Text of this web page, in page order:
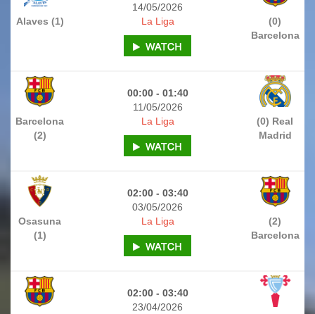
14/05/2026
Alaves (1)
(0)
Barcelona
La Liga
00:00 - 01:40
11/05/2026
Barcelona
(2)
(0) Real
Madrid
La Liga
02:00 - 03:40
03/05/2026
Osasuna
(1)
(2)
Barcelona
La Liga
02:00 - 03:40
23/04/2026